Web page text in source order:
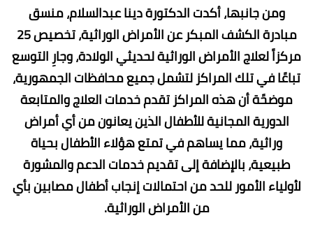
ومن جانبها، أكدت الدكتورة دينا عبدالسلام، منسق
مبادرة الكشف المبكر عن الأمراض الوراثية، تخصيص 25
مركزاً لعلاج الأمراض الوراثية لحديثي الولادة، وجارِ التوسع
تباعًا في تلك المراكز لتشمل جميع محافظات الجمهورية،
موضحًة أن هذه المراكز تقدم خدمات العلاج والمتابعة
الدورية المجانية للأطفال الذين يعانون من أي أمراض
وراثية، مما يساهم في تمتع هؤلاء الأطفال بحياة
طبيعية، بالإضافة إلى تقديم خدمات الدعم والمشورة
لأولياء الأمور للحد من احتمالات إنجاب أطفال مصابين بأي
من الأمراض الوراثية.